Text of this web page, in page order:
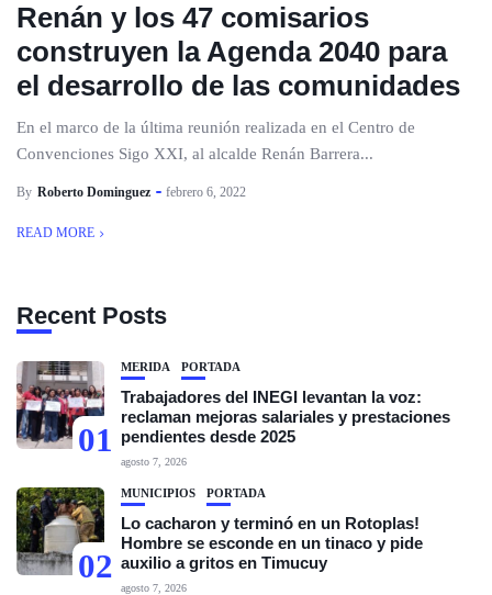
Renán y los 47 comisarios
construyen la Agenda 2040 para
el desarrollo de las comunidades
En el marco de la última reunión realizada en el Centro de
Convenciones Sigo XXI, al alcalde Renán Barrera...
By Roberto Dominguez febrero 6, 2022
READ MORE
Recent Posts
01
MÉRIDA PORTADA
Trabajadores del INEGI levantan la voz:
reclaman mejoras salariales y prestaciones
pendientes desde 2025
agosto 7, 2026
02
MUNICIPIOS PORTADA
Lo cacharon y terminó en un Rotoplas!
Hombre se esconde en un tinaco y pide
auxilio a gritos en Timucuy
agosto 7, 2026